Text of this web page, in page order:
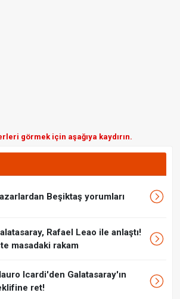
görmek için aşağıya kaydırın.
Beşiktaş yorumları
Rafael Leao ile anlaştı!
masadaki rakam
Icardi'den Galatasaray'ın
ret!